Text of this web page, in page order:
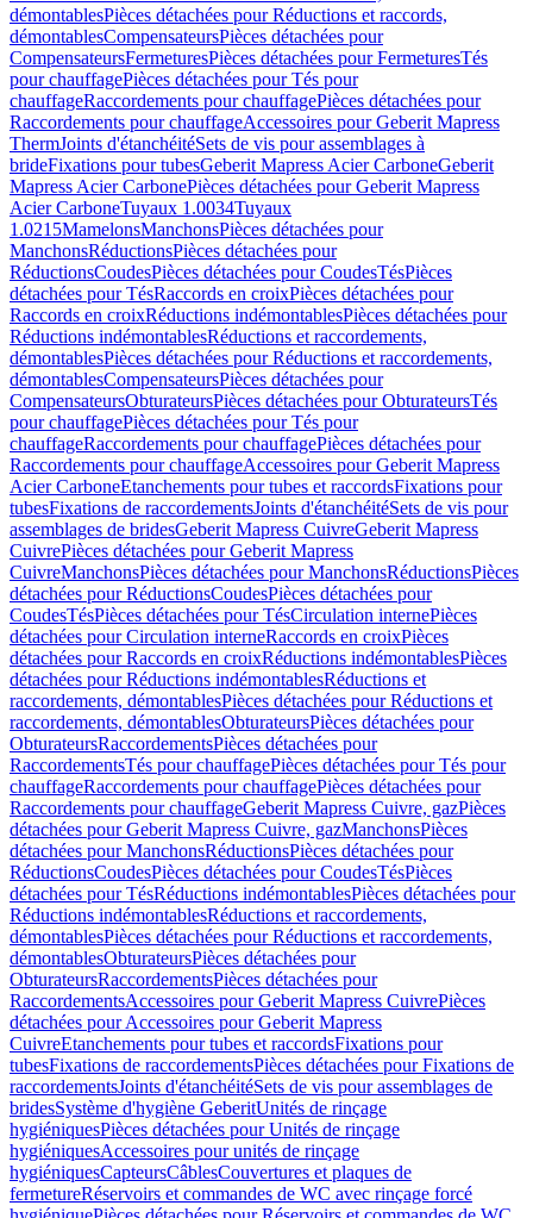
démontablesPièces détachées pour Réductions et raccords,
démontablesCompensateursPièces détachées pour
CompensateursFermeturesPièces détachées pour FermeturesTés
pour chauffagePièces détachées pour Tés pour
chauffageRaccordements pour chauffagePièces détachées pour
Raccordements pour chauffageAccessoires pour Geberit Mapress
ThermJoints d'étanchéitéSets de vis pour assemblages à
brideFixations pour tubesGeberit Mapress Acier CarboneGeberit
Mapress Acier CarbonePièces détachées pour Geberit Mapress
Acier CarboneTuyaux 1.0034Tuyaux
1.0215MamelonsManchonsPièces détachées pour
ManchonsRéductionsPièces détachées pour
RéductionsCoudesPièces détachées pour CoudesTésPièces
détachées pour TésRaccords en croixPièces détachées pour
Raccords en croixRéductions indémontablesPièces détachées pour
Réductions indémontablesRéductions et raccordements,
démontablesPièces détachées pour Réductions et raccordements,
démontablesCompensateursPièces détachées pour
CompensateursObturateursPièces détachées pour ObturateursTés
pour chauffagePièces détachées pour Tés pour
chauffageRaccordements pour chauffagePièces détachées pour
Raccordements pour chauffageAccessoires pour Geberit Mapress
Acier CarboneEtanchements pour tubes et raccordsFixations pour
tubesFixations de raccordementsJoints d'étanchéitéSets de vis pour
assemblages de bridesGeberit Mapress CuivreGeberit Mapress
CuivrePièces détachées pour Geberit Mapress
CuivreManchonsPièces détachées pour ManchonsRéductionsPièces
détachées pour RéductionsCoudesPièces détachées pour
CoudesTésPièces détachées pour TésCirculation internePièces
détachées pour Circulation interneRaccords en croixPièces
détachées pour Raccords en croixRéductions indémontablesPièces
détachées pour Réductions indémontablesRéductions et
raccordements, démontablesPièces détachées pour Réductions et
raccordements, démontablesObturateursPièces détachées pour
ObturateursRaccordementsPièces détachées pour
RaccordementsTés pour chauffagePièces détachées pour Tés pour
chauffageRaccordements pour chauffagePièces détachées pour
Raccordements pour chauffageGeberit Mapress Cuivre, gazPièces
détachées pour Geberit Mapress Cuivre, gazManchonsPièces
détachées pour ManchonsRéductionsPièces détachées pour
RéductionsCoudesPièces détachées pour CoudesTésPièces
détachées pour TésRéductions indémontablesPièces détachées pour
Réductions indémontablesRéductions et raccordements,
démontablesPièces détachées pour Réductions et raccordements,
démontablesObturateursPièces détachées pour
ObturateursRaccordementsPièces détachées pour
RaccordementsAccessoires pour Geberit Mapress CuivrePièces
détachées pour Accessoires pour Geberit Mapress
CuivreEtanchements pour tubes et raccordsFixations pour
tubesFixations de raccordementsPièces détachées pour Fixations de
raccordementsJoints d'étanchéitéSets de vis pour assemblages de
bridesSystème d'hygiène GeberitUnités de rinçage
hygiéniquesPièces détachées pour Unités de rinçage
hygiéniquesAccessoires pour unités de rinçage
hygiéniquesCapteursCâblesCouvertures et plaques de
fermetureRéservoirs et commandes de WC avec rinçage forcé